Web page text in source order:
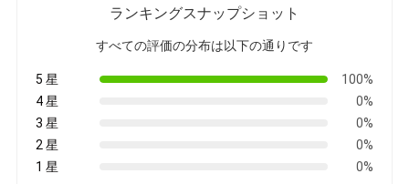
ランキングスナップショット
すべての評価の分布は以下の通りです
5 星
100%
4 星
0%
3 星
0%
2 星
0%
1 星
0%